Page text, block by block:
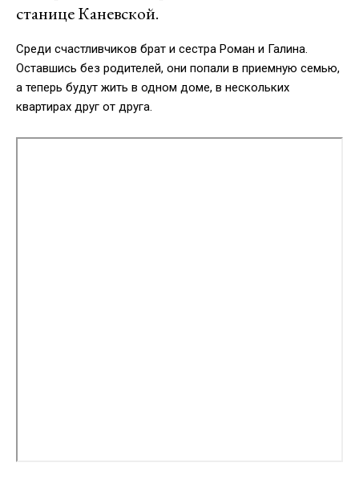
станице Каневской.
Среди счастливчиков брат и сестра Роман и Галина.
Оставшись без родителей, они попали в приемную семью,
а теперь будут жить в одном доме, в нескольких
квартирах друг от друга.